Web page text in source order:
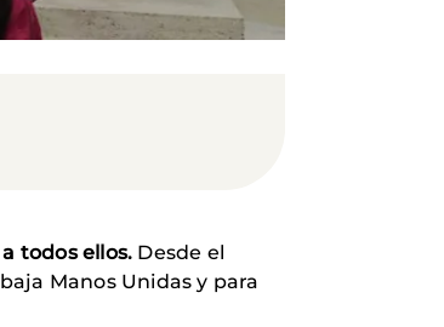
todos ellos. Desde el
Manos Unidas y para